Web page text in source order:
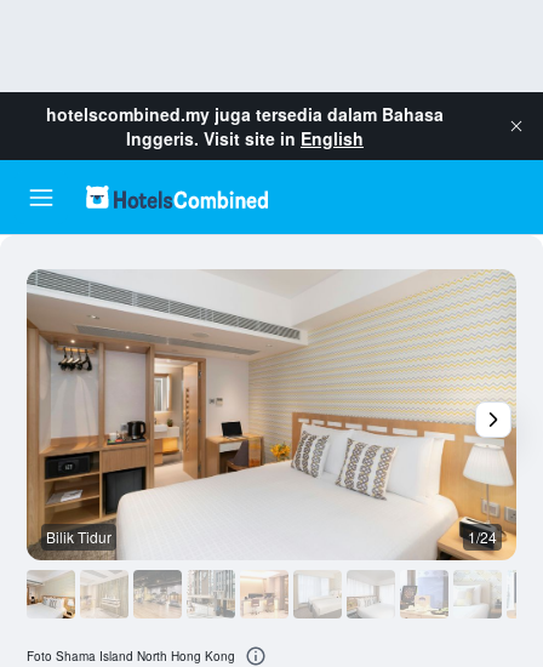
hotelscombined.my juga tersedia dalam Bahasa
Inggeris. Visit site in English
Bilik Tidur 1/24
Foto Shama Island North Hong Kong